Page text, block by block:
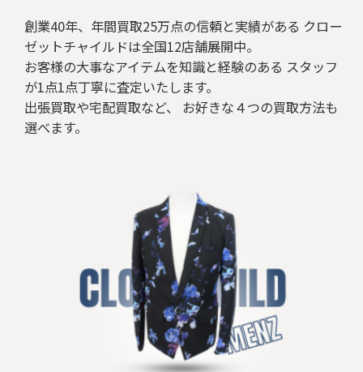
創業40年、年間買取25万点の信頼と実績がある クロー
ゼットチャイルドは全国12店舗展開中。
お客様の大事なアイテムを知識と経験のある スタッフ
が1点1点丁寧に査定いたします。
出張買取や宅配買取など、 お好きな４つの買取方法も
選べます。